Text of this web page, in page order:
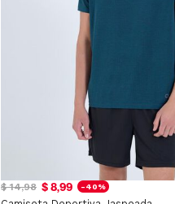
$ 14,98 $ 8,99 -40%